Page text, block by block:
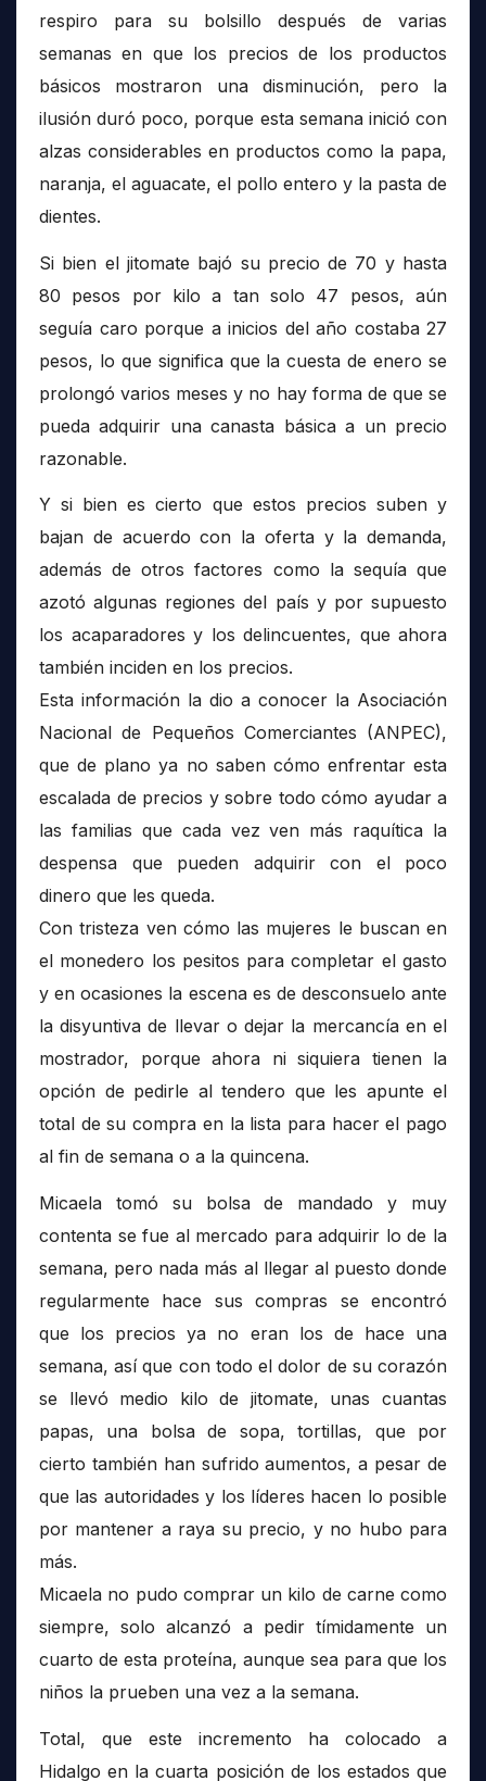
respiro para su bolsillo después de varias
semanas en que los precios de los productos
básicos mostraron una disminución, pero la
ilusión duró poco, porque esta semana inició con
alzas considerables en productos como la papa,
naranja, el aguacate, el pollo entero y la pasta de
dientes.
Si bien el jitomate bajó su precio de 70 y hasta
80 pesos por kilo a tan solo 47 pesos, aún
seguía caro porque a inicios del año costaba 27
pesos, lo que significa que la cuesta de enero se
prolongó varios meses y no hay forma de que se
pueda adquirir una canasta básica a un precio
razonable.
Y si bien es cierto que estos precios suben y
bajan de acuerdo con la oferta y la demanda,
además de otros factores como la sequía que
azotó algunas regiones del país y por supuesto
los acaparadores y los delincuentes, que ahora
también inciden en los precios.
Esta información la dio a conocer la Asociación
Nacional de Pequeños Comerciantes (ANPEC),
que de plano ya no saben cómo enfrentar esta
escalada de precios y sobre todo cómo ayudar a
las familias que cada vez ven más raquítica la
despensa que pueden adquirir con el poco
dinero que les queda.
Con tristeza ven cómo las mujeres le buscan en
el monedero los pesitos para completar el gasto
y en ocasiones la escena es de desconsuelo ante
la disyuntiva de llevar o dejar la mercancía en el
mostrador, porque ahora ni siquiera tienen la
opción de pedirle al tendero que les apunte el
total de su compra en la lista para hacer el pago
al fin de semana o a la quincena.
Micaela tomó su bolsa de mandado y muy
contenta se fue al mercado para adquirir lo de la
semana, pero nada más al llegar al puesto donde
regularmente hace sus compras se encontró
que los precios ya no eran los de hace una
semana, así que con todo el dolor de su corazón
se llevó medio kilo de jitomate, unas cuantas
papas, una bolsa de sopa, tortillas, que por
cierto también han sufrido aumentos, a pesar de
que las autoridades y los líderes hacen lo posible
por mantener a raya su precio, y no hubo para
más.
Micaela no pudo comprar un kilo de carne como
siempre, solo alcanzó a pedir tímidamente un
cuarto de esta proteína, aunque sea para que los
niños la prueben una vez a la semana.
Total, que este incremento ha colocado a
Hidalgo en la cuarta posición de los estados que